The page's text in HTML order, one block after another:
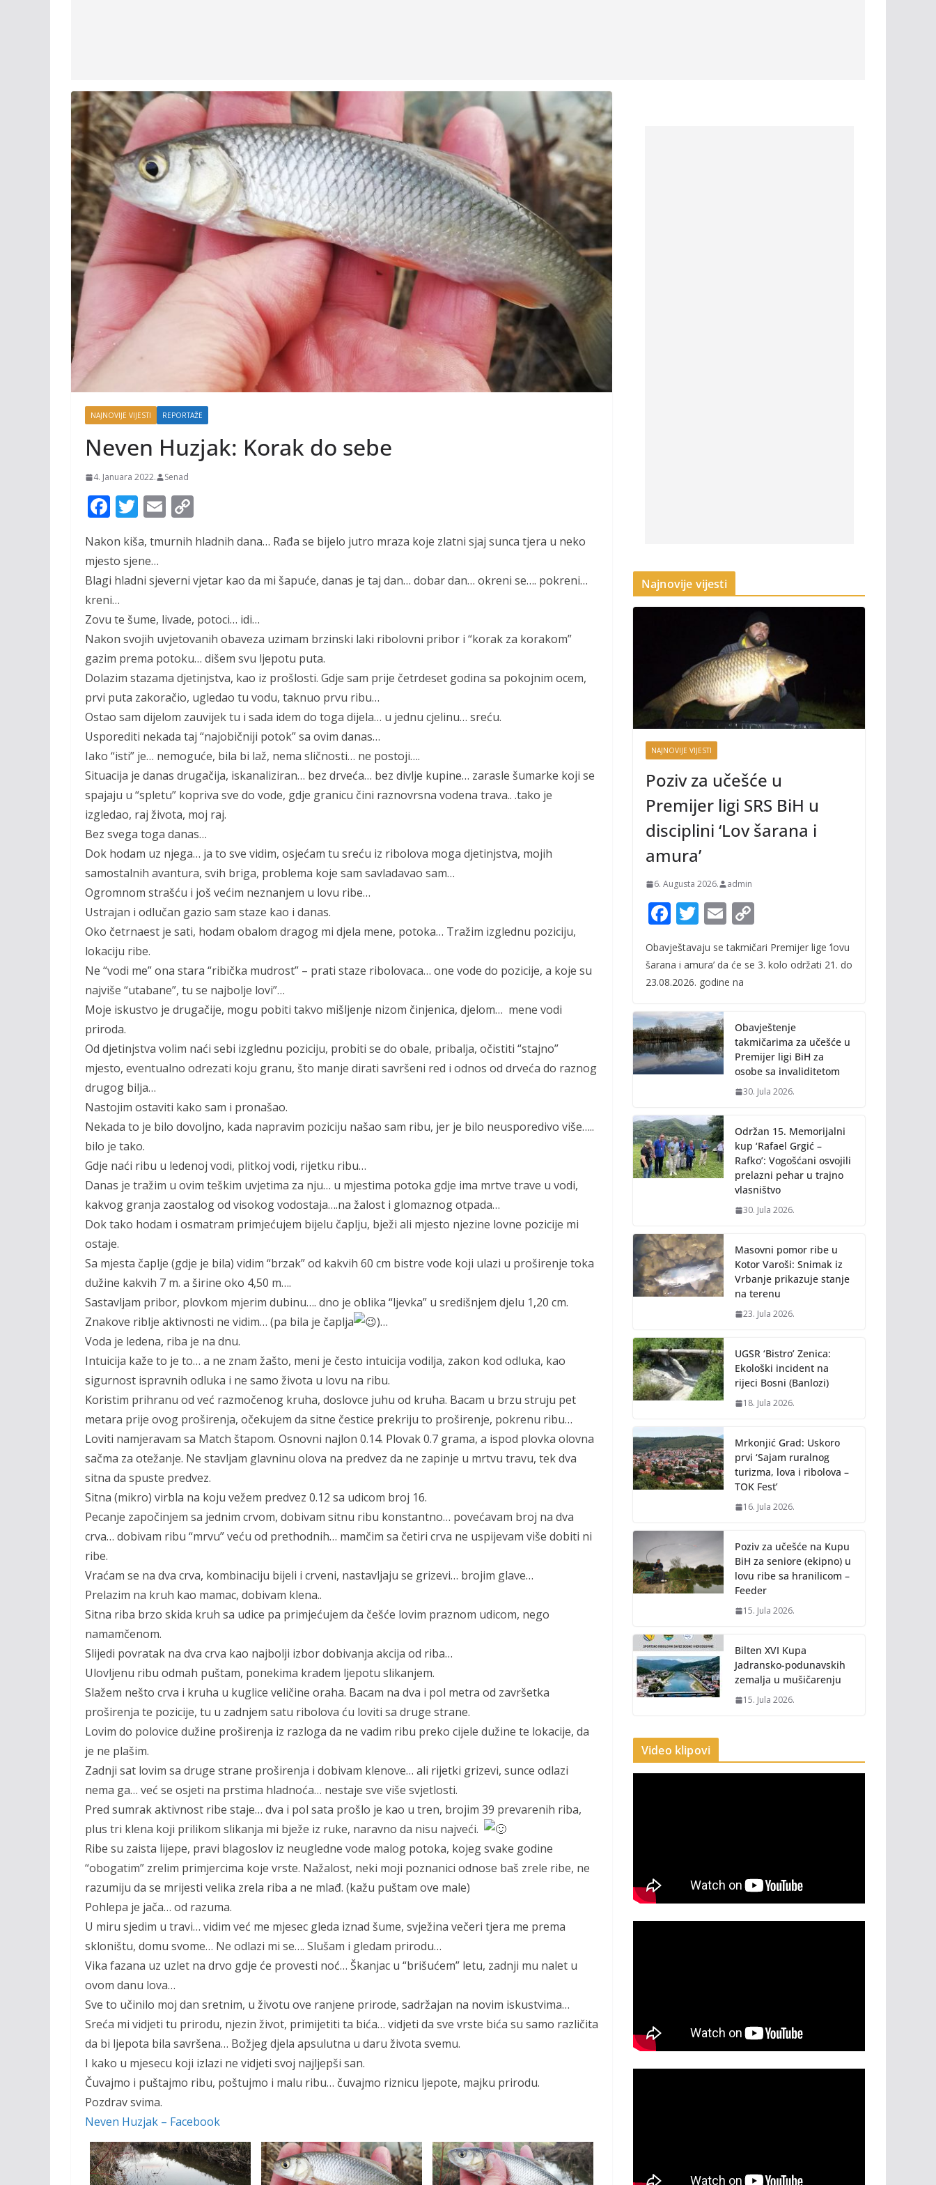
NAJNOVIJE VIJESTI REPORTAŽE
Neven Huzjak: Korak do sebe
4. Januara 2022. Senad
F
e
b
o
o
k
T
itt
er
E
ai
l
p
y
Li
n
k
Nakon kiša, tmurnih hladnih dana… Rađa se bijelo jutro mraza koje zlatni sjaj sunca tjera u neko
mjesto sjene…
Blagi hladni sjeverni vjetar kao da mi šapuće, danas je taj dan… dobar dan… okreni se…. pokreni…
kreni…
Zovu te šume, livade, potoci… idi…
Nakon svojih uvjetovanih obaveza uzimam brzinski laki ribolovni pribor i “korak za korakom”
gazim prema potoku… dišem svu ljepotu puta.
Dolazim stazama djetinjstva, kao iz prošlosti. Gdje sam prije četrdeset godina sa pokojnim ocem,
prvi puta zakoračio, ugledao tu vodu, taknuo prvu ribu…
Ostao sam dijelom zauvijek tu i sada idem do toga dijela… u jednu cjelinu… sreću.
Usporediti nekada taj “najobičniji potok” sa ovim danas…
Iako “isti” je… nemoguće, bila bi laž, nema sličnosti… ne postoji….
Situacija je danas drugačija, iskanaliziran… bez drveća… bez divlje kupine… zarasle šumarke koji se
spajaju u “spletu” kopriva sve do vode, gdje granicu čini raznovrsna vodena trava.. .tako je
izgledao, raj života, moj raj.
Bez svega toga danas…
Dok hodam uz njega… ja to sve vidim, osjećam tu sreću iz ribolova moga djetinjstva, mojih
samostalnih avantura, svih briga, problema koje sam savladavao sam…
Ogromnom strašću i još većim neznanjem u lovu ribe…
Ustrajan i odlučan gazio sam staze kao i danas.
Oko četrnaest je sati, hodam obalom dragog mi djela mene, potoka… Tražim izglednu poziciju,
lokaciju ribe.
Ne “vodi me” ona stara “ribička mudrost” – prati staze ribolovaca… one vode do pozicije, a koje su
najviše “utabane”, tu se najbolje lovi”…
Moje iskustvo je drugačije, mogu pobiti takvo mišljenje nizom činjenica, djelom… mene vodi
priroda.
Od djetinjstva volim naći sebi izglednu poziciju, probiti se do obale, pribalja, očistiti “stajno”
mjesto, eventualno odrezati koju granu, što manje dirati savršeni red i odnos od drveća do raznog
drugog bilja…
Nastojim ostaviti kako sam i pronašao.
Nekada to je bilo dovoljno, kada napravim poziciju našao sam ribu, jer je bilo neusporedivo više…..
bilo je tako.
Gdje naći ribu u ledenoj vodi, plitkoj vodi, rijetku ribu…
Danas je tražim u ovim teškim uvjetima za nju… u mjestima potoka gdje ima mrtve trave u vodi,
kakvog granja zaostalog od visokog vodostaja….na žalost i glomaznog otpada…
Dok tako hodam i osmatram primjećujem bijelu čaplju, bježi ali mjesto njezine lovne pozicije mi
ostaje.
Sa mjesta čaplje (gdje je bila) vidim “brzak” od kakvih 60 cm bistre vode koji ulazi u proširenje toka
dužine kakvih 7 m. a širine oko 4,50 m….
Sastavljam pribor, plovkom mjerim dubinu…. dno je oblika “ljevka” u središnjem djelu 1,20 cm.
Znakove riblje aktivnosti ne vidim… (pa bila je čaplja
)…
Voda je ledena, riba je na dnu.
Intuicija kaže to je to… a ne znam žašto, meni je često intuicija vodilja, zakon kod odluka, kao
sigurnost ispravnih odluka i ne samo života u lovu na ribu.
Koristim prihranu od već razmočenog kruha, doslovce juhu od kruha. Bacam u brzu struju pet
metara prije ovog proširenja, očekujem da sitne čestice prekriju to proširenje, pokrenu ribu…
Loviti namjeravam sa Match štapom. Osnovni najlon 0.14. Plovak 0.7 grama, a ispod plovka olovna
sačma za otežanje. Ne stavljam glavninu olova na predvez da ne zapinje u mrtvu travu, tek dva
sitna da spuste predvez.
Sitna (mikro) virbla na koju vežem predvez 0.12 sa udicom broj 16.
Pecanje započinjem sa jednim crvom, dobivam sitnu ribu konstantno… povećavam broj na dva
crva… dobivam ribu “mrvu” veću od prethodnih… mamčim sa četiri crva ne uspijevam više dobiti ni
ribe.
Vraćam se na dva crva, kombinaciju bijeli i crveni, nastavljaju se grizevi… brojim glave…
Prelazim na kruh kao mamac, dobivam klena..
Sitna riba brzo skida kruh sa udice pa primjećujem da češće lovim praznom udicom, nego
namamčenom.
Slijedi povratak na dva crva kao najbolji izbor dobivanja akcija od riba…
Ulovljenu ribu odmah puštam, ponekima kradem ljepotu slikanjem.
Slažem nešto crva i kruha u kuglice veličine oraha. Bacam na dva i pol metra od završetka
proširenja te pozicije, tu u zadnjem satu ribolova ću loviti sa druge strane.
Lovim do polovice dužine proširenja iz razloga da ne vadim ribu preko cijele dužine te lokacije, da
je ne plašim.
Zadnji sat lovim sa druge strane proširenja i dobivam klenove… ali rijetki grizevi, sunce odlazi
nema ga… već se osjeti na prstima hladnoća… nestaje sve više svjetlosti.
Pred sumrak aktivnost ribe staje… dva i pol sata prošlo je kao u tren, brojim 39 prevarenih riba,
plus tri klena koji prilikom slikanja mi bježe iz ruke, naravno da nisu najveći.
Ribe su zaista lijepe, pravi blagoslov iz neugledne vode malog potoka, kojeg svake godine
“obogatim” zrelim primjercima koje vrste. Nažalost, neki moji poznanici odnose baš zrele ribe, ne
razumiju da se mrijesti velika zrela riba a ne mlađ. (kažu puštam ove male)
Pohlepa je jača… od razuma.
U miru sjedim u travi… vidim već me mjesec gleda iznad šume, svježina večeri tjera me prema
skloništu, domu svome… Ne odlazi mi se…. Slušam i gledam prirodu…
Vika fazana uz uzlet na drvo gdje će provesti noć… Škanjac u “brišućem” letu, zadnji mu nalet u
ovom danu lova…
Sve to učinilo moj dan sretnim, u životu ove ranjene prirode, sadržajan na novim iskustvima…
Sreća mi vidjeti tu prirodu, njezin život, primijetiti ta bića… vidjeti da sve vrste bića su samo različita
da bi ljepota bila savršena… Božjeg djela apsulutna u daru života svemu.
I kako u mjesecu koji izlazi ne vidjeti svoj najljepši san.
Čuvajmo i puštajmo ribu, poštujmo i malu ribu… čuvajmo riznicu ljepote, majku prirodu.
Pozdrav svima.
Neven Huzjak – Facebook
Najnovije vijesti
NAJNOVIJE VIJESTI
Poziv za učešće u
Premijer ligi SRS BiH u
disciplini ‘Lov šarana i
amura’
6. Augusta 2026. admin
F
ac
e
b
o
k
T
itt
er
E
m
ai
l
o
p
n
k
Obavještavaju se takmičari Premijer lige ‘lovu
šarana i amura’ da će se 3. kolo održati 21. do
23.08.2026. godine na
Obavještenje
takmičarima za učešće u
Premijer ligi BiH za
osobe sa invaliditetom
30. Jula 2026.
Održan 15. Memorijalni
kup ‘Rafael Grgić –
Rafko’: Vogošćani osvojili
prelazni pehar u trajno
vlasništvo
30. Jula 2026.
Masovni pomor ribe u
Kotor Varoši: Snimak iz
Vrbanje prikazuje stanje
na terenu
23. Jula 2026.
UGSR ‘Bistro’ Zenica:
Ekološki incident na
rijeci Bosni (Banlozi)
18. Jula 2026.
Mrkonjić Grad: Uskoro
prvi ‘Sajam ruralnog
turizma, lova i ribolova –
TOK Fest’
16. Jula 2026.
Poziv za učešće na Kupu
BiH za seniore (ekipno) u
lovu ribe sa hranilicom –
Feeder
15. Jula 2026.
Bilten XVI Kupa
Jadransko-podunavskih
zemalja u mušičarenju
15. Jula 2026.
Video klipovi